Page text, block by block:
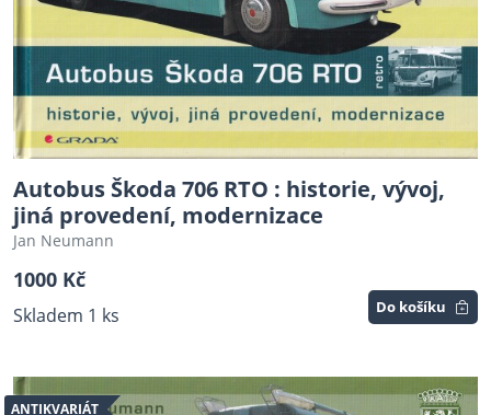
Autobus Škoda 706 RTO : historie, vývoj,
jiná provedení, modernizace
Jan Neumann
1000 Kč
Skladem 1 ks Do košíku
ANTIKVARIÁT